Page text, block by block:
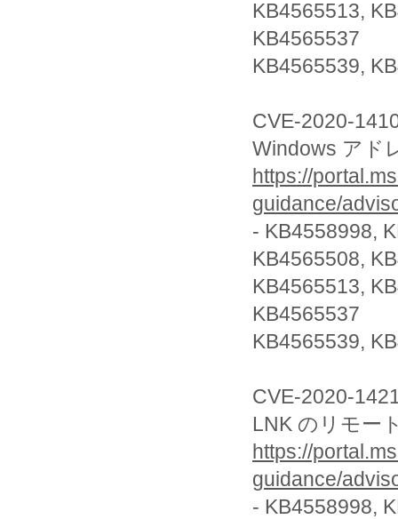
KB4565513,
KB4565537
KB4565539,
CVE-2020-
Windows アド
https://
guidance/
- KB4558998,
KB4565508,
KB4565513,
KB4565537
KB4565539,
CVE-2020-
LNK のリモー
https://
guidance/
- KB4558998,